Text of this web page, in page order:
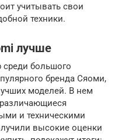
учитывать свои
техники.
лучше
большого
бренда Сяоми,
моделей. В нем
и техническими
высокие оценки